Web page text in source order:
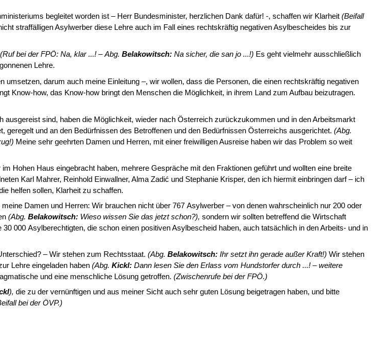
begleitet worden ist – Herr Bundesminister, herzlichen Dank da­für! ‑, schaffen wir Klarheit (Beifall
straffälligen Asylwerber diese Lehre auch im Fall eines rechtskräftig negativen Asylbescheides bis zur
bei der FPÖ: Na, klar ...! – Abg. Belakowitsch: Na sicher, die san jo ...!) Es geht vielmehr ausschließlich
Lehre.
darum auch meine Einleitung –, wir wollen, dass die Personen, die einen rechtskräftig negativen
Know-how, das Know-how bringt den Men­schen die Möglichkeit, in ihrem Land zum Aufbau beizutragen.
sind, haben die Möglichkeit, wieder nach Österreich zurückzukom­men und in den Arbeitsmarkt
und an den Bedürfnissen des Betroffe­nen und den Bedürfnissen Österreichs ausgerichtet. (Abg.
Meine sehr ge­ehrten Damen und Herren, mit einer freiwilligen Ausreise haben wir das Problem so weit
Hohen Haus eingebracht haben, mehrere Gespräche mit den Fraktionen geführt und wollten eine breite
Karl Mahrer, Reinhold Einwallner, Alma Zadić und Stephanie Krisper, den ich hiermit einbringen darf – ich
helfen sollen, Klarheit zu schaffen.
Damen und Herren: Wir brauchen nicht über 767 Asylwerber – von denen wahrscheinlich nur 200 oder
(Abg. Belakowitsch: Wieso wissen Sie das jetzt schon?), sondern wir sollten betreffend die Wirtschaft
000 Asylbe­rechtigten, die schon einen positiven Asylbescheid haben, auch tatsächlich in den Ar­beits- und in
– Wir stehen zum Rechtsstaat. (Abg. Belakowitsch: Ihr setzt ihn ge­rade außer Kraft!) Wir stehen
Lehre eingeladen haben (Abg. Kickl: Dann le­sen Sie den Erlass vom Hundstorfer durch ...! – weitere
und eine menschliche Lösung getroffen. (Zwischenrufe bei der FPÖ.)
), die zu der vernünftigen und aus meiner Sicht auch sehr guten Lösung bei­getragen haben, und bitte
bei der ÖVP.)